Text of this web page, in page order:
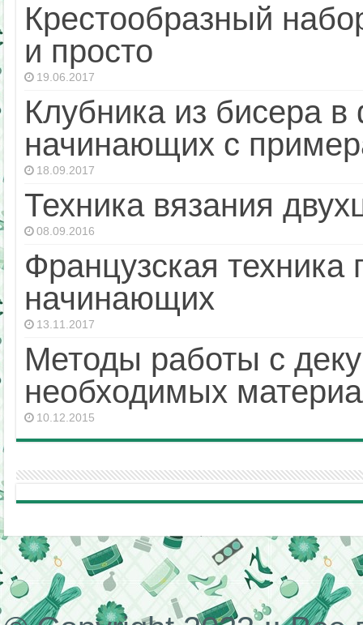
Крестообразный
и просто
19.06.2017
Клубника из бисера
начинающих с
18.09.2017
Техника вязания
08.09.2016
Французская
начинающих
13.11.2017
Методы работы с
необходимых
10.12.2015